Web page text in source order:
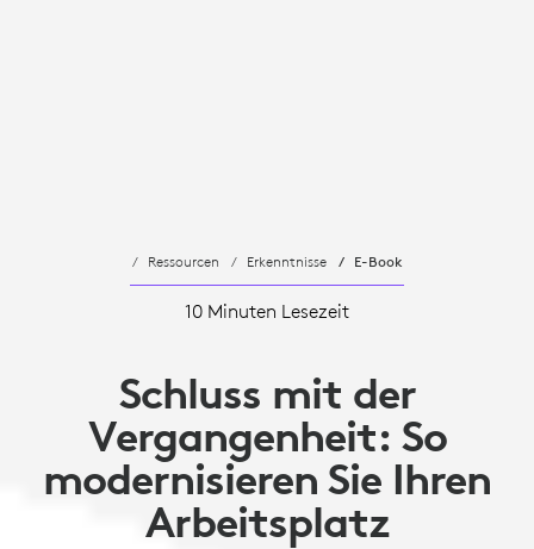
Ressourcen Erkenntnisse E-Book
10 Minuten Lesezeit
Schluss mit der
Vergangenheit: So
modernisieren Sie Ihren
Arbeitsplatz